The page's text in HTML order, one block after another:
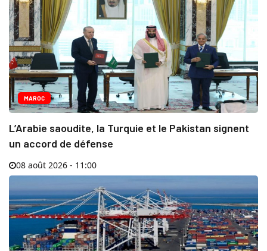
MAROC
L’Arabie saoudite, la Turquie et le Pakistan signent
un accord de défense
08 août 2026 - 11:00